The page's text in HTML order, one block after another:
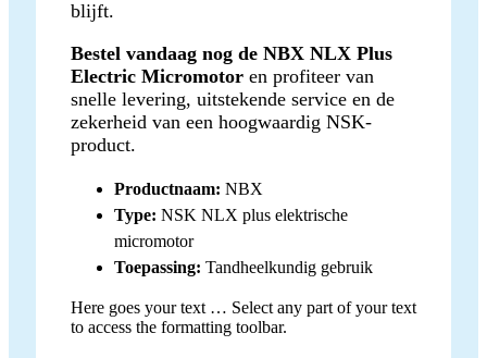
blijft.
Bestel vandaag nog de NBX NLX Plus
Electric Micromotor en profiteer van
snelle levering, uitstekende service en de
zekerheid van een hoogwaardig NSK-
product.
Productnaam: NBX
Type: NSK NLX plus elektrische
micromotor
Toepassing: Tandheelkundig gebruik
Here goes your text … Select any part of your text
to access the formatting toolbar.